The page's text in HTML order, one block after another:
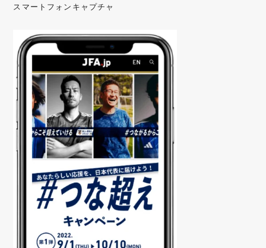
スマートフォンキャプチャ